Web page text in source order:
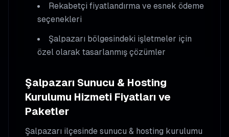
Rekabetçi fiyatlandırma ve esnek ödeme
seçenekleri
Şalpazarı bölgesindeki işletmeler için
özel olarak tasarlanmış çözümler
Şalpazarı Sunucu & Hosting
Kurulumu Hizmeti Fiyatları ve
Paketler
Şalpazarı ilçesindesunucu & hosting kurulumu